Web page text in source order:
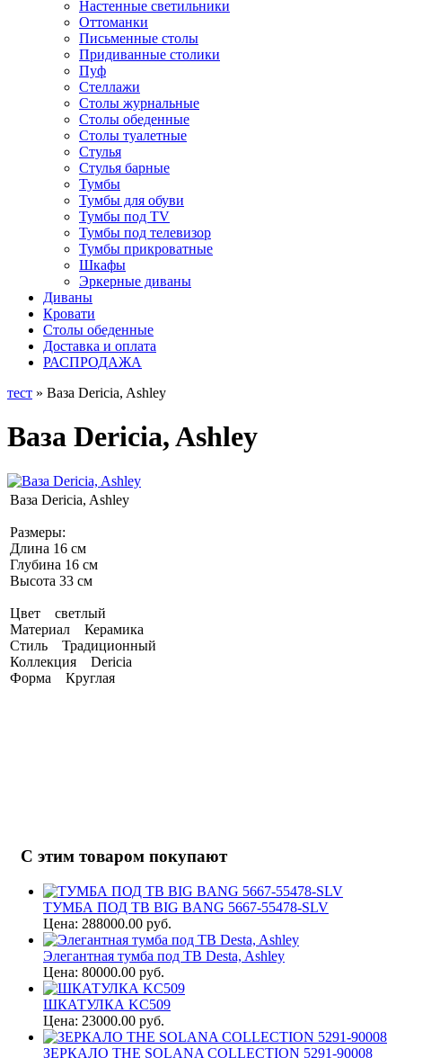
Настенные светильники
Оттоманки
Письменные столы
Придиванные столики
Пуф
Стеллажи
Столы журнальные
Столы обеденные
Столы туалетные
Стулья
Стулья барные
Тумбы
Тумбы для обуви
Тумбы под TV
Тумбы под телевизор
Тумбы прикроватные
Шкафы
Эркерные диваны
Диваны
Кровати
Столы обеденные
Доставка и оплата
РАСПРОДАЖА
тест » Ваза Dericia, Ashley
Ваза Dericia, Ashley
Ваза Dericia, Ashley
Размеры:
Длина 16 см
Глубина 16 см
Высота 33 см
Цвет светлый
Материал Керамика
Стиль Традиционный
Коллекция Dericia
Форма Круглая
С этим товаром покупают
ТУМБА ПОД ТВ BIG BANG 5667-55478-SLV
Цена: 288000.00 руб.
Элегантная тумба под ТВ Desta, Ashley
Цена: 80000.00 руб.
ШКАТУЛКА KC509
Цена: 23000.00 руб.
ЗЕРКАЛО THE SOLANA COLLECTION 5291-90008